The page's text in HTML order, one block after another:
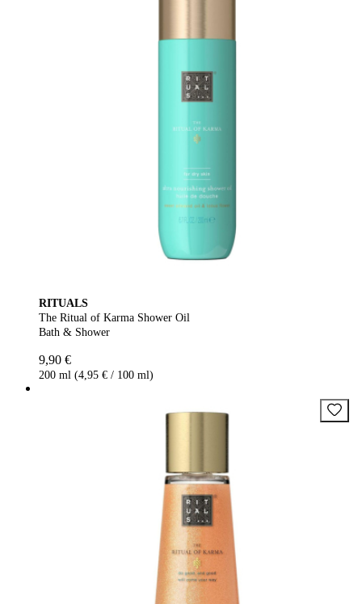
RITUALS
The Ritual of Karma Shower Oil
Bath & Shower
9,90 €
200 ml (4,95 € / 100 ml)